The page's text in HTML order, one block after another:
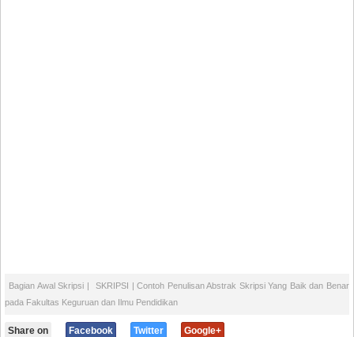
Bagian Awal Skripsi | SKRIPSI | Contoh Penulisan Abstrak Skripsi Yang Baik dan Benar
pada Fakultas Keguruan dan Ilmu Pendidikan
Share on Facebook Twitter Google+